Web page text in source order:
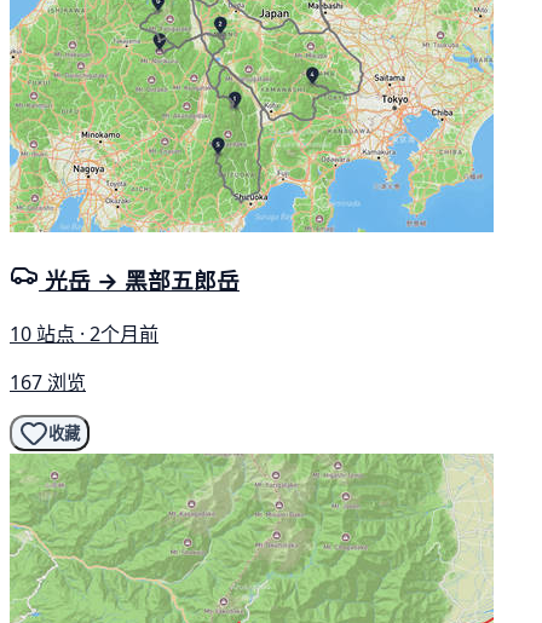
光岳 → 黑部五郎岳
10 站点 · 2个月前
167 浏览
收藏